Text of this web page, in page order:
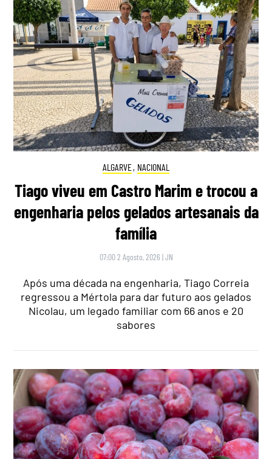
ALGARVE, NACIONAL
Tiago viveu em Castro Marim e trocou a
engenharia pelos gelados artesanais da
família
07:00 2 Agosto, 2026 |JN
Após uma década na engenharia, Tiago Correia
regressou a Mértola para dar futuro aos gelados
Nicolau, um legado familiar com 66 anos e 20
sabores